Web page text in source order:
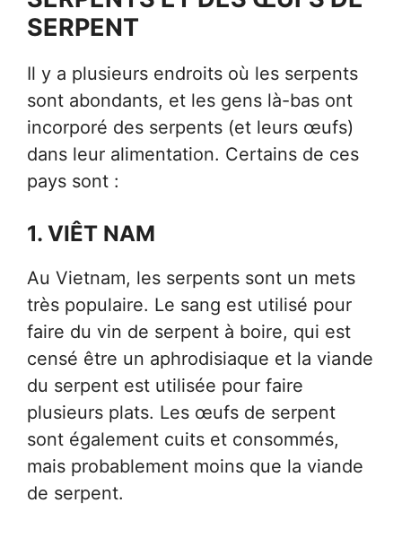
SERPENT
Il y a plusieurs endroits où les serpents
sont abondants, et les gens là-bas ont
incorporé des serpents (et leurs œufs)
dans leur alimentation. Certains de ces
pays sont :
1. VIÊT NAM
Au Vietnam, les serpents sont un mets
très populaire. Le sang est utilisé pour
faire du vin de serpent à boire, qui est
censé être un aphrodisiaque et la viande
du serpent est utilisée pour faire
plusieurs plats. Les œufs de serpent
sont également cuits et consommés,
mais probablement moins que la viande
de serpent.